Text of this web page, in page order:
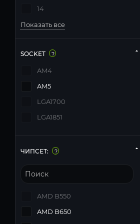
14
Показать все
SOCKET ?
AM4
AM5
LGA1700
LGA1851
ЧИПСЕТ: ?
AMD B550
AMD B650